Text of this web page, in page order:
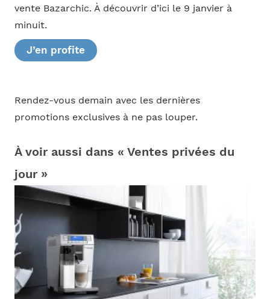
vente Bazarchic. À découvrir d’ici le 9 janvier à
minuit.
J’en profite
Rendez-vous demain avec les dernières
promotions exclusives à ne pas louper.
À voir aussi dans « Ventes privées du
jour »